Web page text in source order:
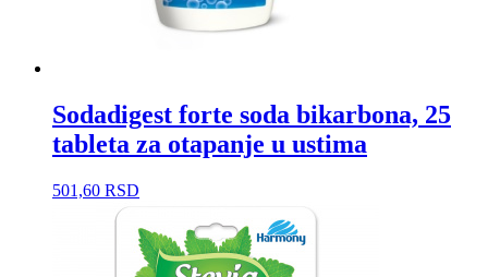
Sodadigest forte soda bikarbona, 25
tableta za otapanje u ustima
501,60 RSD